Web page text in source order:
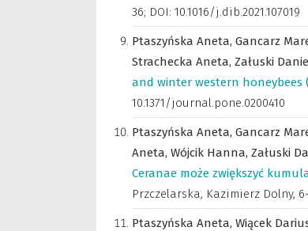
36; DOI: 10.1016/j.dib.2021.107019
Ptaszyńska Aneta, Gancarz
Strachecka Aneta, Załuski
and winter western honeybees
10.1371/journal.pone.0200410
Ptaszyńska Aneta, Gancarz
Aneta, Wójcik Hanna, Załuski
Ceranae może zwiększyć
Przczelarska, Kazimierz Dolny, 6-
Ptaszyńska Aneta, Wiącek